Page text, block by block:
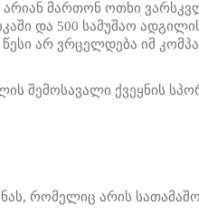
მართონ ოთხი
და 500 სამუშაო
არ ვრცელდება იმ
შემოსავალი ქვეყნის
რომელიც არის